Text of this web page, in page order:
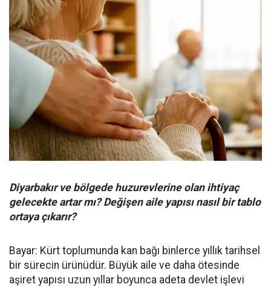
Diyarbakır ve bölgede huzurevlerine olan ihtiyaç
gelecekte artar mı? Değişen aile yapısı nasıl bir tablo
ortaya çıkarır?
Bayar: Kürt toplumunda kan bağı binlerce yıllık tarihsel
bir sürecin ürünüdür. Büyük aile ve daha ötesinde
aşiret yapısı uzun yıllar boyunca adeta devlet işlevi